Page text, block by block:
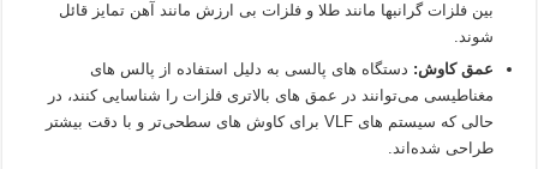
بین فلزات گرانبها مانند طلا و فلزات بی‌ ارزش مانند آهن تمایز قائل
شوند.
عمق کاوش: دستگاه های پالسی به دلیل استفاده از پالس‌ های
مغناطیسی می‌توانند در عمق‌ های بالاتری فلزات را شناسایی کنند، در
حالی که سیستم‌ های VLF برای کاوش‌ های سطحی‌تر و با دقت بیشتر
طراحی شده‌اند.